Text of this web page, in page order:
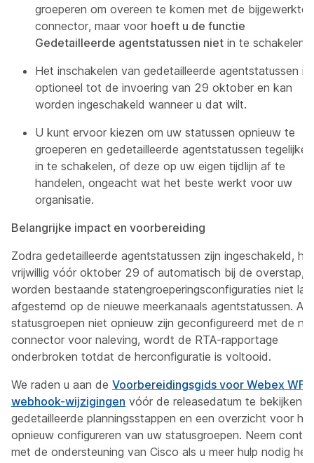
groeperen om overeen te komen met de bijgewerkte
connector, maar voor hoeft u de functie
Gedetailleerde agentstatussen niet in te schakelen.
Het inschakelen van gedetailleerde agentstatussen is
optioneel tot de invoering van 29 oktober en kan
worden ingeschakeld wanneer u dat wilt.
U kunt ervoor kiezen om uw statussen opnieuw te
groeperen en gedetailleerde agentstatussen
in te schakelen, of deze op uw eigen tijdlijn af te
handelen, ongeacht wat het beste werkt voor uw
organisatie.
Belangrijke impact en voorbereiding
Zodra gedetailleerde agentstatussen zijn ingeschakeld,
vrijwillig vóór oktober 29 of automatisch bij de overstap,
worden bestaande statengroeperingsconfiguraties niet
afgestemd op de nieuwe meerkanaals agentstatussen. Als
statusgroepen niet opnieuw zijn geconfigureerd met de
connector voor naleving, wordt de RTA-rapportage
onderbroken totdat de herconfiguratie is voltooid.
We raden u aan de Voorbereidingsgids voor Webex
webhook-wijzigingen vóór de releasedatum te bekijken
gedetailleerde planningsstappen en een overzicht voor het
opnieuw configureren van uw statusgroepen. Neem
met de ondersteuning van Cisco als u meer hulp nodig